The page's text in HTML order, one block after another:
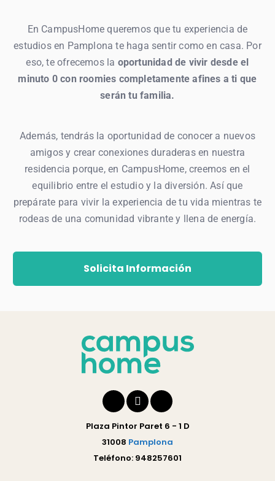
En CampusHome queremos que tu experiencia de
estudios en Pamplona te haga sentir como en casa. Por
eso, te ofrecemos la oportunidad de vivir desde el
minuto 0 con roomies completamente afines a ti que
serán tu familia.
Además, tendrás la oportunidad de conocer a nuevos
amigos y crear conexiones duraderas en nuestra
residencia porque, en CampusHome, creemos en el
equilibrio entre el estudio y la diversión. Así que
prepárate para vivir la experiencia de tu vida mientras te
rodeas de una comunidad vibrante y llena de energía.
Solicita Información
Plaza Pintor Paret 6 - 1 D
31008 Pamplona
Teléfono: 948257601